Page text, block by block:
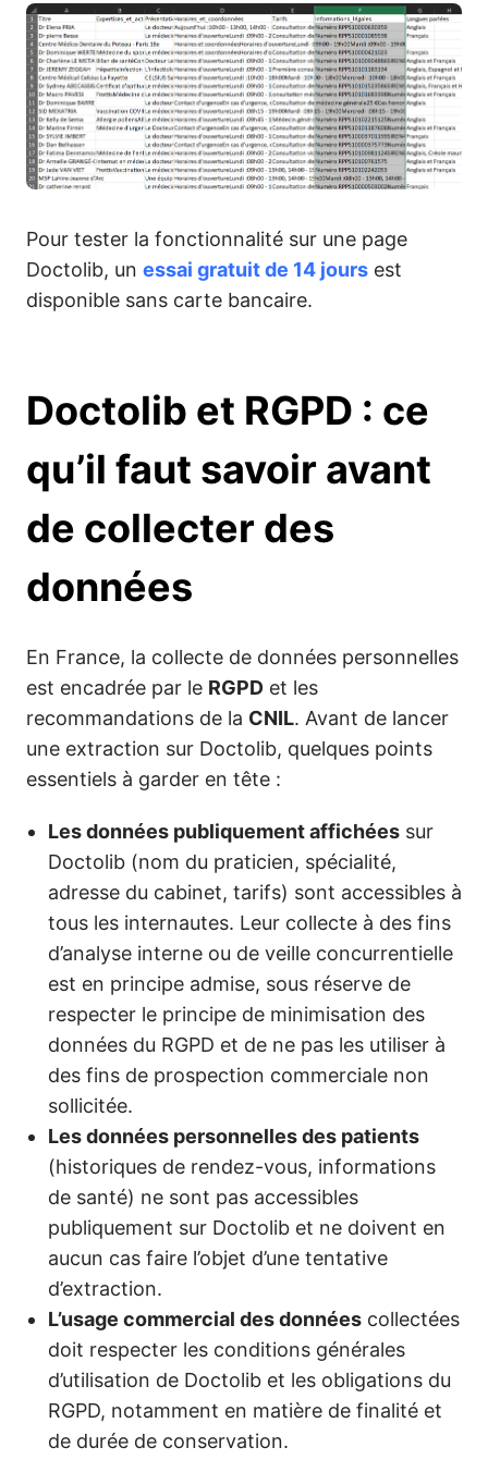
Pour tester la fonctionnalité sur une page
Doctolib, un essai gratuit de 14 jours est
disponible sans carte bancaire.
Doctolib et RGPD : ce
qu’il faut savoir avant
de collecter des
données
En France, la collecte de données personnelles
est encadrée par le RGPD et les
recommandations de la CNIL. Avant de lancer
une extraction sur Doctolib, quelques points
essentiels à garder en tête :
Les données publiquement affichées sur
Doctolib (nom du praticien, spécialité,
adresse du cabinet, tarifs) sont accessibles à
tous les internautes. Leur collecte à des fins
d’analyse interne ou de veille concurrentielle
est en principe admise, sous réserve de
respecter le principe de minimisation des
données du RGPD et de ne pas les utiliser à
des fins de prospection commerciale non
sollicitée.
Les données personnelles des patients
(historiques de rendez-vous, informations
de santé) ne sont pas accessibles
publiquement sur Doctolib et ne doivent en
aucun cas faire l’objet d’une tentative
d’extraction.
L’usage commercial des données collectées
doit respecter les conditions générales
d’utilisation de Doctolib et les obligations du
RGPD, notamment en matière de finalité et
de durée de conservation.